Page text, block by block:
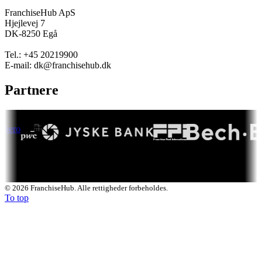
FranchiseHub ApS
Hjejlevej 7
DK-8250 Egå
Tel.: +45 20219900
E-mail: dk@franchisehub.dk
Partnere
© 2026 FranchiseHub. Alle rettigheder forbeholdes.
To top